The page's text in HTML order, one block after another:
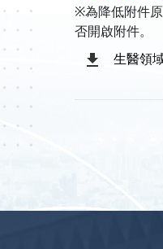
※為降低附件
否開啟附件。
生醫領